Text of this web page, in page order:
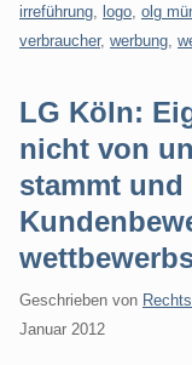
irreführung
logo olg
verbraucher, werbung
LG Köln:
nicht von
stammt und
Geschrieben von
Januar 2012